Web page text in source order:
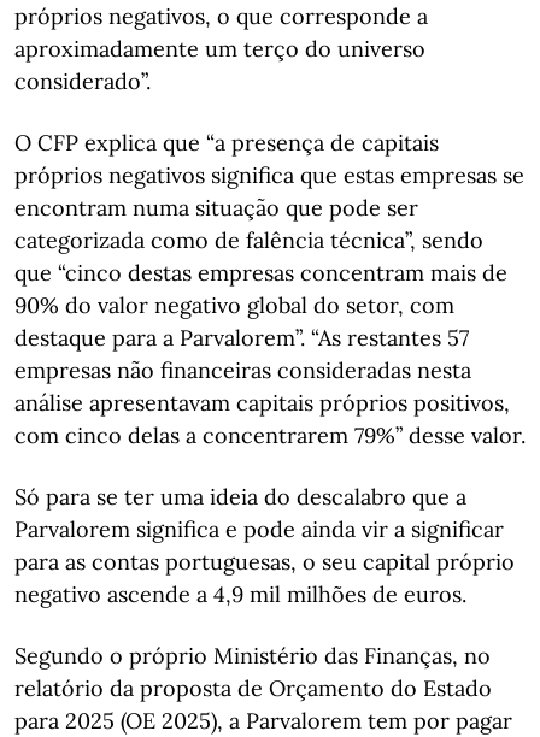
próprios negativos, o que corresponde a
aproximadamente um terço do universo
considerado”.
O CFP explica que “a presença de capitais
próprios negativos significa que estas empresas se
encontram numa situação que pode ser
categorizada como de falência técnica”, sendo
que “cinco destas empresas concentram mais de
90% do valor negativo global do setor, com
destaque para a Parvalorem”. “As restantes 57
empresas não financeiras consideradas nesta
análise apresentavam capitais próprios positivos,
com cinco delas a concentrarem 79%” desse valor.
Só para se ter uma ideia do descalabro que a
Parvalorem significa e pode ainda vir a significar
para as contas portuguesas, o seu capital próprio
negativo ascende a 4,9 mil milhões de euros.
Segundo o próprio Ministério das Finanças, no
relatório da proposta de Orçamento do Estado
para 2025 (OE 2025), a Parvalorem tem por pagar